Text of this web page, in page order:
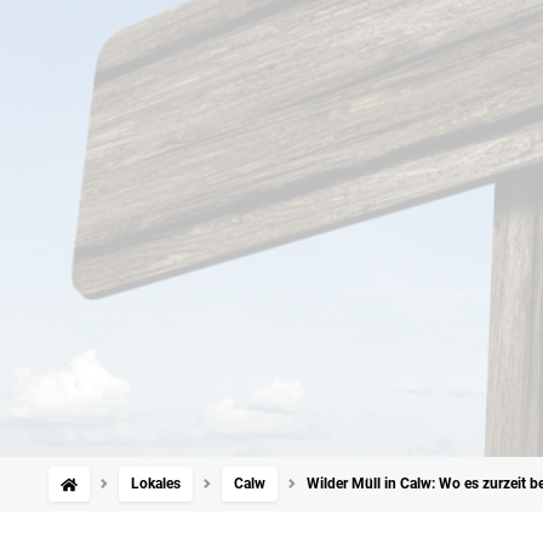
Lokales Calw Wilder Müll in Calw: Wo es zurzeit